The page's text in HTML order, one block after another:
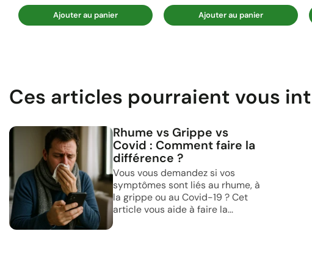
Ajouter au panier Ajouter au panier
Ces articles pourraient vous
Rhume vs Grippe vs
Covid : Comment faire la
différence ?
Vous vous demandez si vos
symptômes sont liés au rhume, à
la grippe ou au Covid-19 ? Cet
article vous aide à faire la...